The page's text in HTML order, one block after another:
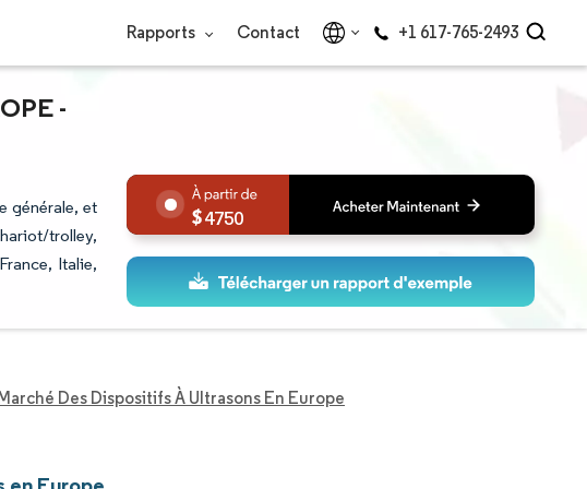
Rapports Contact +1 617-765-2493
-
générale, et
trolley,
Italie,
4750
Des Dispositifs À Ultrasons En Europe